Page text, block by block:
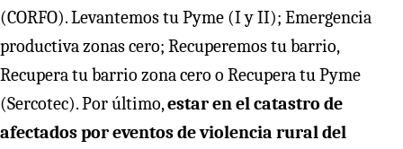
(CORFO). Levantemos tu Pyme (I y II); Emergencia
productiva zonas cero; Recuperemos tu barrio,
Recupera tu barrio zona cero o Recupera tu Pyme
(Sercotec). Por último,estar en el catastro de
afectados por eventos de violencia rural del